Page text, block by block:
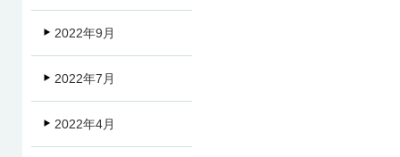
2022年9月
2022年7月
2022年4月